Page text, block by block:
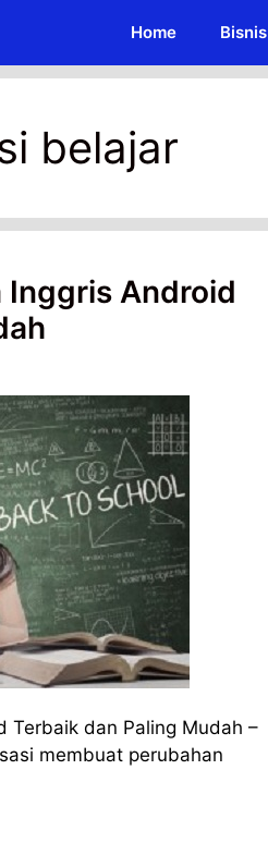
Home Bisnis
belajar
Inggris Android
Terbaik dan Paling Mudah –
membuat perubahan